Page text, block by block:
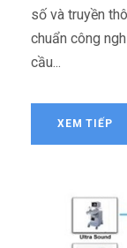
số và truyền
chuẩn công
cầu...
XEM TIẾP